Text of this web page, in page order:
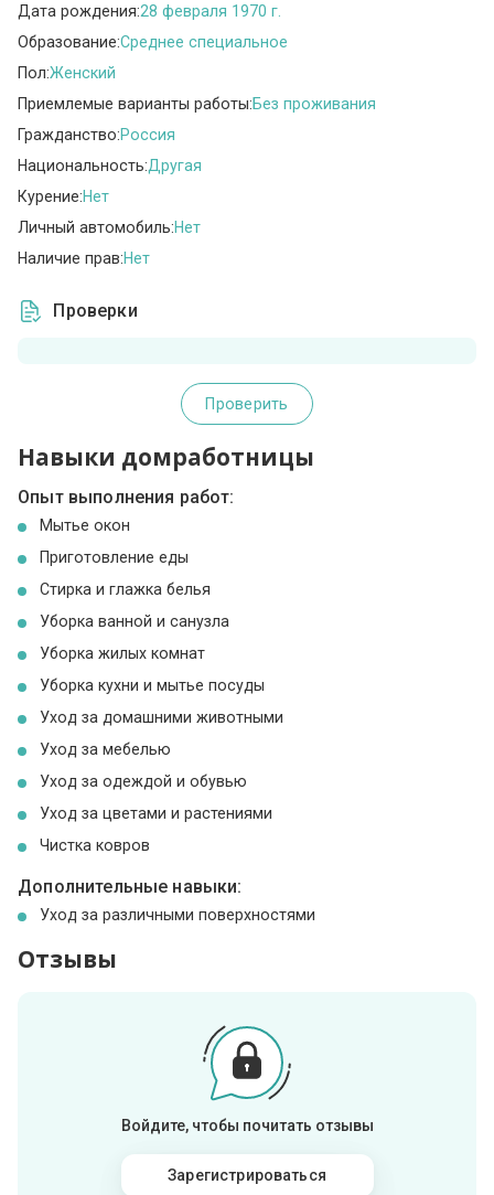
Дата рождения:28 февраля 1970 г.
Образование:Среднее специальное
Пол:Женский
Приемлемые варианты работы:Без проживания
Гражданство:Россия
Национальность:Другая
Курение:Нет
Личный автомобиль:Нет
Наличие прав:Нет
Проверки
Проверить
Навыки домработницы
Опыт выполнения работ:
Мытье окон
Приготовление еды
Стирка и глажка белья
Уборка ванной и санузла
Уборка жилых комнат
Уборка кухни и мытье посуды
Уход за домашними животными
Уход за мебелью
Уход за одеждой и обувью
Уход за цветами и растениями
Чистка ковров
Дополнительные навыки:
Уход за различными поверхностями
Отзывы
Войдите, чтобы почитать отзывы
Зарегистрироваться